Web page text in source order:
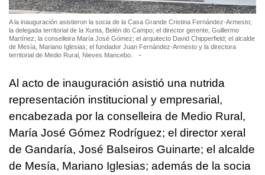
A la inauguración asistieron la socia de la Casa Grande Cristina Fernández-Armesto;
la delegada territorial de la Xunta, Belén do Campo; el director gerente, Guillermo
Martínez; la conselleira María José Gómez; el arquitecto David Chipperfield; el alcalde
de Mesía, Mariano Iglesias; el fundador Juan Fernández-Armesto y la directora
territorial de Medio Rural, Nieves Mancebo.
-
Al acto de inauguración asistió una nutrida
representación institucional y empresarial,
encabezada por la conselleira de Medio Rural,
María José Gómez Rodríguez; el director xeral
de Gandaría, José Balseiros Guinarte; el alcalde
de Mesía, Mariano Iglesias; además de la socia